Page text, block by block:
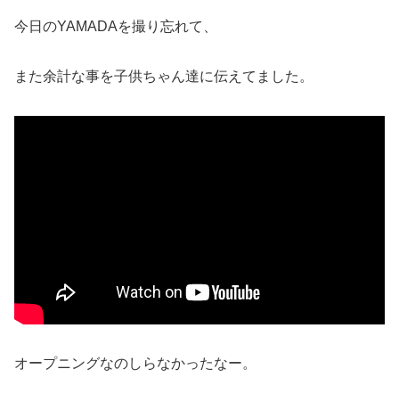
今日のYAMADAを撮り忘れて、
また余計な事を子供ちゃん達に伝えてました。
オープニングなのしらなかったなー。